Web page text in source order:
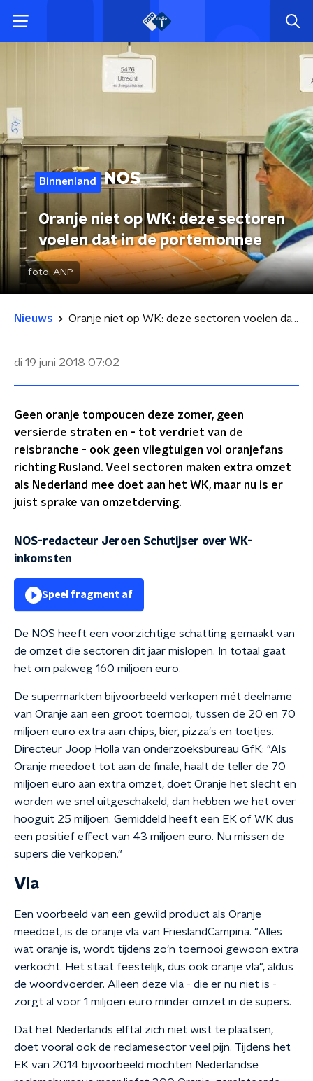
Binnenland
Oranje niet op WK: deze sectoren
voelen dat in de portemonnee
foto:ANP
Nieuws Oranje niet op WK: deze sectoren voelen dat in de portemonnee
di 19 juni 2018 07:02
Geen oranje tompoucen deze zomer, geen
versierde straten en - tot verdriet van de
reisbranche - ook geen vliegtuigen vol oranjefans
richting Rusland. Veel sectoren maken extra omzet
als Nederland mee doet aan het WK, maar nu is er
juist sprake van omzetderving.
NOS-redacteur Jeroen Schutijser over WK-
inkomsten
Speel fragment af
De NOS heeft een voorzichtige schatting gemaakt van
de omzet die sectoren dit jaar mislopen. In totaal gaat
het om pakweg 160 miljoen euro.
De supermarkten bijvoorbeeld verkopen mét deelname
van Oranje aan een groot toernooi, tussen de 20 en 70
miljoen euro extra aan chips, bier, pizza's en toetjes.
Directeur Joop Holla van onderzoeksbureau GfK: "Als
Oranje meedoet tot aan de finale, haalt de teller de 70
miljoen euro aan extra omzet, doet Oranje het slecht en
worden we snel uitgeschakeld, dan hebben we het over
hooguit 25 miljoen. Gemiddeld heeft een EK of WK dus
een positief effect van 43 miljoen euro. Nu missen de
supers die verkopen."
Vla
Een voorbeeld van een gewild product als Oranje
meedoet, is de oranje vla van FrieslandCampina. "Alles
wat oranje is, wordt tijdens zo'n toernooi gewoon extra
verkocht. Het staat feestelijk, dus ook oranje vla", aldus
de woordvoerder. Alleen deze vla - die er nu niet is -
zorgt al voor 1 miljoen euro minder omzet in de supers.
Dat het Nederlands elftal zich niet wist te plaatsen,
doet vooral ook de reclamesector veel pijn. Tijdens het
EK van 2014 bijvoorbeeld mochten Nederlandse